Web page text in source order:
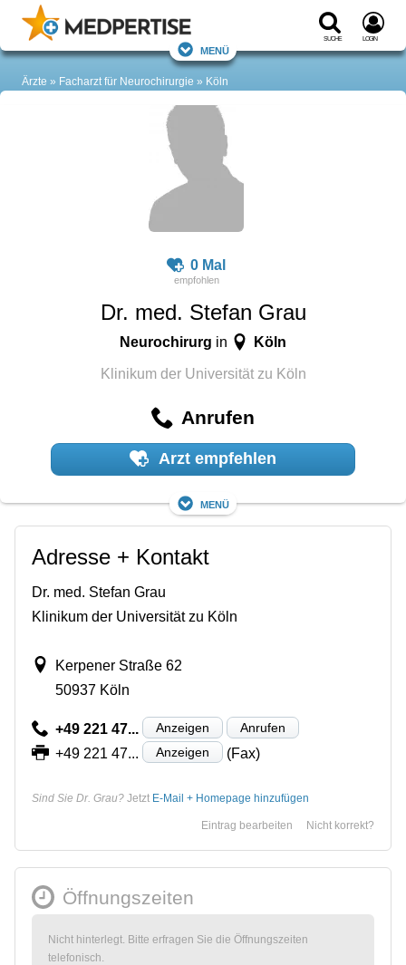
Suche Login
Menü
Ärzte Facharzt für Neurochirurgie Köln
0 Mal
Dr. med. Stefan Grau
Neurochirurg in Köln
Klinikum der Universität zu Köln
Anrufen
Arzt empfehlen
Menü
Adresse + Kontakt
Dr. med. Stefan Grau
Klinikum der Universität zu Köln
Kerpener Straße 62
50937 Köln
+49 221 47... Anzeigen Anrufen
+49 221 47... Anzeigen (Fax)
Sind Sie Dr. Grau? Jetzt E-Mail + Homepage hinzufügen
Nicht korrekt?
Eintrag bearbeiten
Öffnungszeiten
Nicht hinterlegt. Bitte erfragen Sie die Öffnungszeiten
telefonisch.